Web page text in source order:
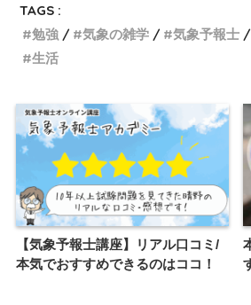
TAGS :
勉強
気象の雑学 気象予報士
生活
【気象予報士講座】リアル口コミ/
本気でおすすめできるのはココ！